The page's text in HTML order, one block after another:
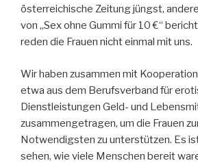
österreichische Zeitung jüngst,
von „Sex ohne Gummi für 10 €“
reden die Frauen nicht einmal mit uns.
Wir haben zusammen mit
etwa aus dem Berufsverband für
Dienstleistungen Geld- und
zusammengetragen, um die Frauen
Notwendigsten zu unterstützen. Es
sehen, wie viele Menschen bereit